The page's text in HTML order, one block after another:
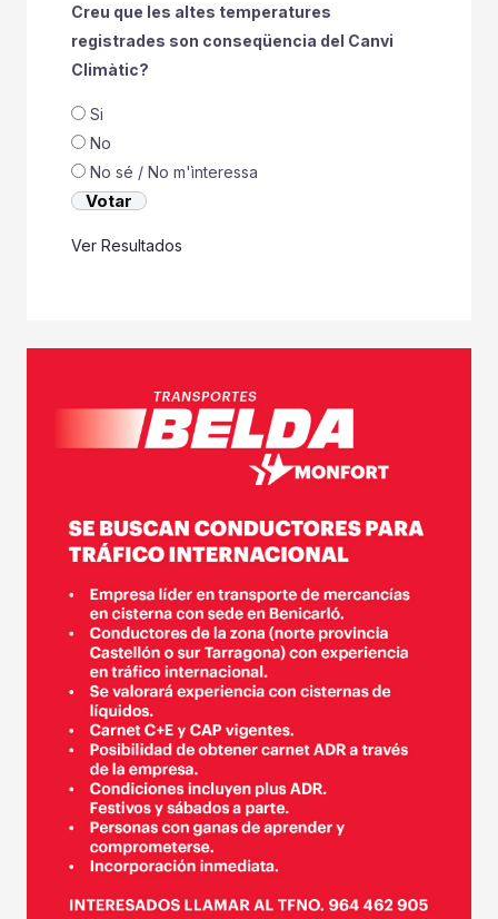
Creu que les altes temperatures
registrades son conseqüencia del Canvi
Climàtic?
Si
No
No sé / No m'ìnteressa
Ver Resultados